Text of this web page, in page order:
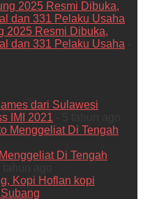
2025 Resmi Dibuka,
dan 331 Pelaku Usaha
dari Sulawesi
IMI 2021
Di Tengah